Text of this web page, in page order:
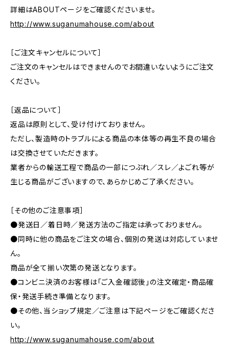
詳細はABOUTページをご確認くださいませ。
http://www.suganumahouse.com/about
［ご注文キャンセルについて］
ご注文のキャンセルはできませんのでお間違いないようにご注文
ください。
［返品について］
返品は原則として、受け付けておりません。
ただし、製造時のトラブルによる商品の本体等の再生不良の場合
は交換させていただきます。
業者からの輸送工程で商品の一部につぶれ／スレ／よごれ等が
生じる商品がございますので、あらかじめご了承ください。
［その他のご注意事項］
●発送日／着日時／発送方法のご指定は承っておりません。
●同時に他の商品をご注文の場合、個別の発送は対応していませ
ん。
商品が全て揃い次第の発送となります。
●コンビニ決済のお客様は「ご入金確認後」の注文確定・商品確
保・発送手続き準備となります。
●その他、当ショップ規定／ご注意は下記ページをご確認くださ
い。
http://www.suganumahouse.com/about